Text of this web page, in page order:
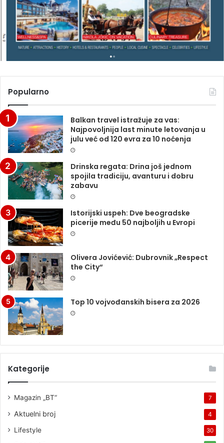
A
Popularno
Balkan travel istražuje za vas:
Najpovoljnija last minute letovanja u
julu već od 120 evra za 10 noćenja
Drinska regata: Drina još jednom
spojila tradiciju, avanturu i dobru
zabavu
Istorijski uspeh: Dve beogradske
picerije među 50 najboljih u Evropi
Olivera Jovićević: Dubrovnik „Respect
the City“
Top 10 vojvođanskih bisera za 2026
Kategorije
Magazin „BT“ 7
Aktuelni broj 4
Lifestyle 30